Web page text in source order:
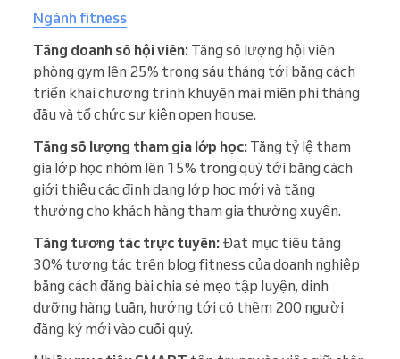
Ngành fitness
Tăng doanh số hội viên: Tăng số lượng hội viên
phòng gym lên 25% trong sáu tháng tới bằng cách
triển khai chương trình khuyến mãi miễn phí tháng
đầu và tổ chức sự kiện open house.
Tăng số lượng tham gia lớp học: Tăng tỷ lệ tham
gia lớp học nhóm lên 15% trong quý tới bằng cách
giới thiệu các định dạng lớp học mới và tặng
thưởng cho khách hàng tham gia thường xuyên.
Tăng tương tác trực tuyến: Đạt mục tiêu tăng
30% tương tác trên blog fitness của doanh nghiệp
bằng cách đăng bài chia sẻ mẹo tập luyện, dinh
dưỡng hàng tuần, hướng tới có thêm 200 người
đăng ký mới vào cuối quý.